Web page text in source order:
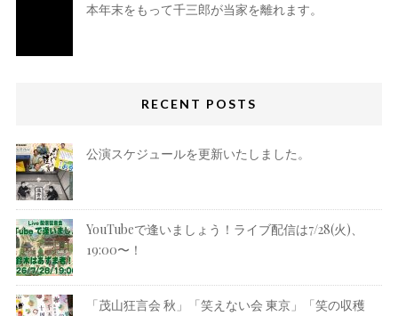
本年末をもって千三郎が当家を離れます。
RECENT POSTS
公演スケジュールを更新いたしました。
YouTubeで逢いましょう！ライブ配信は7/28(火)、
19:00〜！
「茂山狂言会 秋」「笑えない会 東京」「笑の収穫